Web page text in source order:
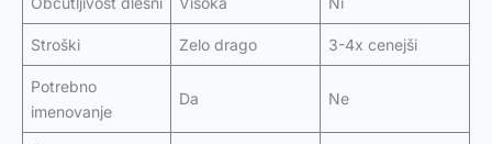
Stroški Zelo drago 3-4x cenejši
Potrebno
imenovanje
Da Ne